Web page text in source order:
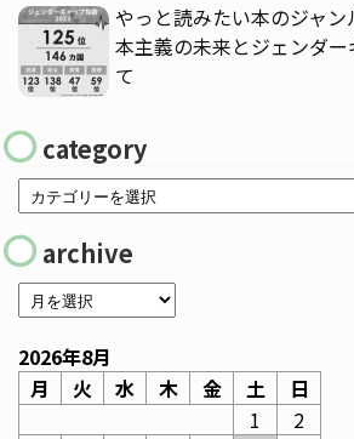
やっと読みたい本のジャ
本主義の未来とジェンダ
て
category
archive
2026年8月
月
火 水 木 金 土
日
1
2